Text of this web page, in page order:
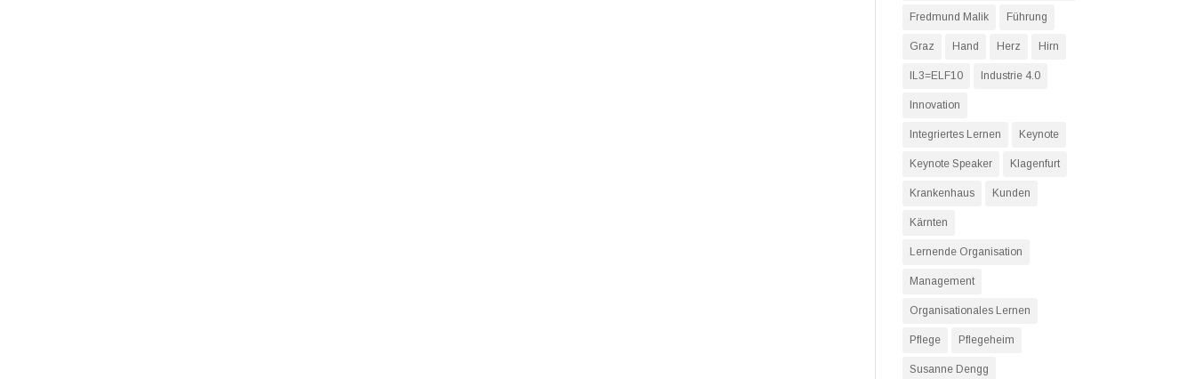
Fredmund Malik Führung
Graz Hand Herz Hirn
IL3=ELF10 Industrie 4.0
Innovation
Integriertes Lernen Keynote
Keynote Speaker Klagenfurt
Krankenhaus Kunden
Kärnten
Lernende Organisation
Management
Organisationales Lernen
Pflege Pflegeheim
Susanne Dengg